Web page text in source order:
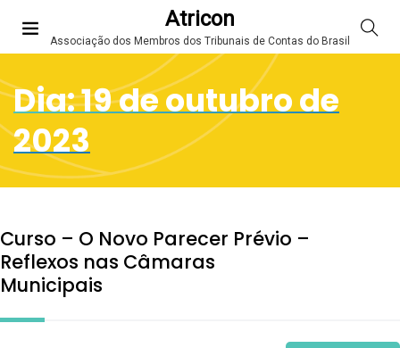
Atricon
Associação dos Membros dos Tribunais de Contas do Brasil
Dia:19 de outubro de
2023
Curso – O Novo Parecer Prévio –
Reflexos nas Câmaras
Municipais